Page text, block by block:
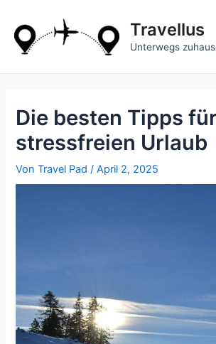
Inhalt
springen
Travellus
Unterwegs
Die besten Tipps
stressfreien Urlaub
VonTravel Pad/April 2, 2025